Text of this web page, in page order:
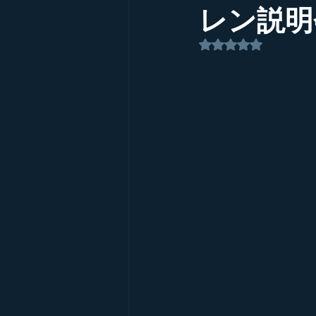
レン説
5つ星のうちNaN